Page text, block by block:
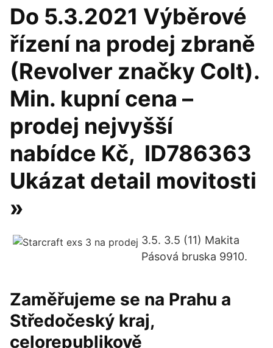
Do 5.3.2021 Výběrové
řízení na prodej zbraně
(Revolver značky Colt).
Min. kupní cena –
prodej nejvyšší
nabídce Kč, ️ ID786363
Ukázat detail movitosti
»
3.5. 3.5 (11) Makita
Pásová bruska 9910.
Zaměřujeme se na Prahu a
Středočeský kraj,
celorepublikově